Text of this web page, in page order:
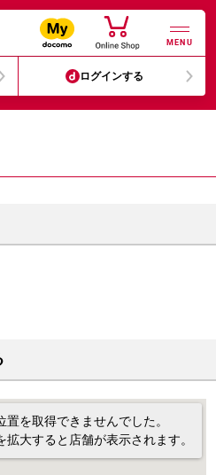
MENU
ログインする
置を取得できませんでした。
拡大すると店舗が表示されます。